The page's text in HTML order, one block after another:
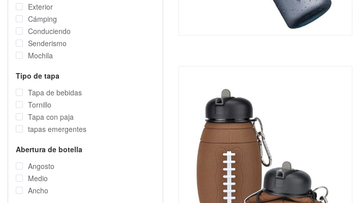
Exterior
Cámping
Conduciendo
Senderismo
Mochila
Tipo de tapa
Tapa de bebidas
Tornillo
Tapa con paja
tapas emergentes
Abertura de botella
Angosto
Medio
Ancho